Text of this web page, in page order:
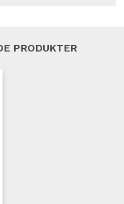
PRODUKTER